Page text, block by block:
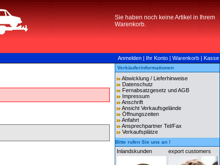
Sie haben noch keine Artikel in Ihrem
Warenkorb.
Anmelden | Ihr Konto | Warenkorb | Kasse
Verkäuferinformationen
Abwicklung / Lieferhinweise
Datenschutz
Fernabsatzgesetz und AGB
Impressum
Anschrift
Ansicht Verkaufsgelände
Öffnungszeiten
Anfahrt
Ansprechpartner Tel/Fax
Verkaufsplätze
Bitte rufen Sie uns an !
Inlandskunden export customers